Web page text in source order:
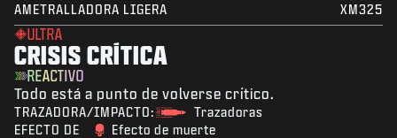
AMETRALLADORA LIGERA XM325
ULTRA
CRISIS CRÍTICA
REACTIVO
Todo está a punto de volverse crítico.
TRAZADORA/IMPACTO:
Trazadoras
EFECTO DE
Efecto de muerte